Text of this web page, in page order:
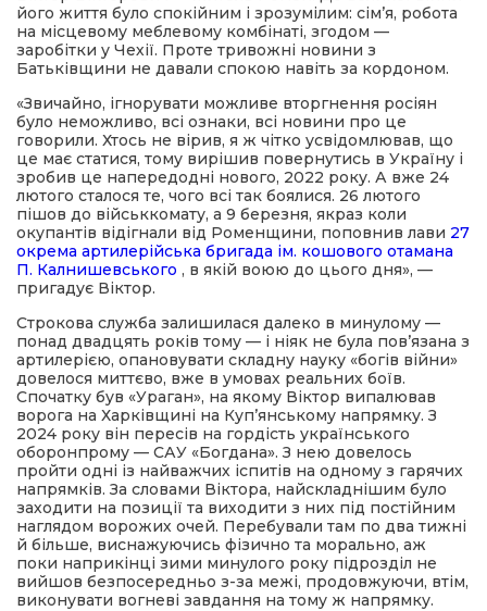
його життя було спокійним і зрозумілим: сім’я, робота
на місцевому меблевому комбінаті, згодом —
заробітки у Чехії. Проте тривожні новини з
Батьківщини не давали спокою навіть за кордоном.
«Звичайно, ігнорувати можливе вторгнення росіян
було неможливо, всі ознаки, всі новини про це
говорили. Хтось не вірив, я ж чітко усвідомлював, що
це має статися, тому вирішив повернутись в Україну і
зробив це напередодні нового, 2022 року. А вже 24
лютого сталося те, чого всі так боялися. 26 лютого
пішов до військкомату, а 9 березня, якраз коли
окупантів відігнали від Роменщини, поповнив лави 27
окрема артилерійська бригада ім. кошового отамана
П. Калнишевського , в якій воюю до цього дня», —
пригадує Віктор.
Строкова служба залишилася далеко в минулому —
понад двадцять років тому — і ніяк не була пов’язана з
артилерією, опановувати складну науку «богів війни»
довелося миттєво, вже в умовах реальних боїв.
Спочатку був «Ураган», на якому Віктор випалював
ворога на Харківщині на Куп’янському напрямку. З
2024 року він пересів на гордість українського
оборонпрому — САУ «Богдана». З нею довелось
пройти одні із найважчих іспитів на одному з гарячих
напрямків. За словами Віктора, найскладнішим було
заходити на позиції та виходити з них під постійним
наглядом ворожих очей. Перебували там по два тижні
й більше, виснажуючись фізично та морально, аж
поки наприкінці зими минулого року підрозділ не
вийшов безпосередньо з-за межі, продовжуючи, втім,
виконувати вогневі завдання на тому ж напрямку.